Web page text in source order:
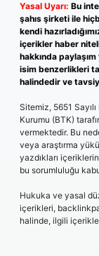
Yasal Uyarı: Bu
şahıs şirketi ile
kendi
içerikler haber
hakkında
isim benzerlikleri
halindedir ve
Sitemiz, 5651
Kurumu (BTK)
vermektedir. Bu
veya araştırma
yazdıkları
bu sorumluluğu
Hukuka ve yasal
içerikleri,
halinde, ilgili